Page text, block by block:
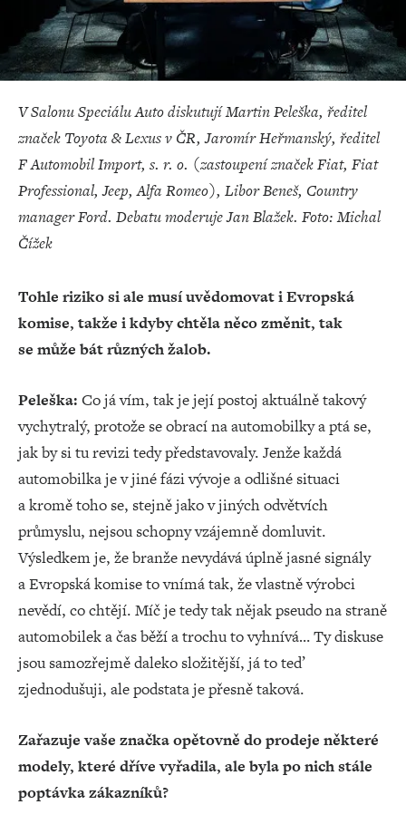
V Salonu Speciálu Auto diskutují Martin Peleška, ředitel
značek Toyota & Lexus v ČR, Jaromír Heřmanský, ředitel
F Automobil Import, s. r. o. (zastoupení značek Fiat, Fiat
Professional, Jeep, Alfa Romeo), Libor Beneš, Country
manager Ford. Debatu moderuje Jan Blažek. Foto: Michal
Čížek
Tohle riziko si ale musí uvědomovat i Evropská
komise, takže i kdyby chtěla něco změnit, tak
se může bát různých žalob.
Peleška: Co já vím, tak je její postoj aktuálně takový
vychytralý, protože se obrací na automobilky a ptá se,
jak by si tu revizi tedy představovaly. Jenže každá
automobilka je v jiné fázi vývoje a odlišné situaci
a kromě toho se, stejně jako v jiných odvětvích
průmyslu, nejsou schopny vzájemně domluvit.
Výsledkem je, že branže nevydává úplně jasné signály
a Evropská komise to vnímá tak, že vlastně výrobci
nevědí, co chtějí. Míč je tedy tak nějak pseudo na straně
automobilek a čas běží a trochu to vyhnívá… Ty diskuse
jsou samozřejmě daleko složitější, já to teď
zjednodušuji, ale podstata je přesně taková.
Zařazuje vaše značka opětovně do prodeje některé
modely, které dříve vyřadila, ale byla po nich stále
poptávka zákazníků?